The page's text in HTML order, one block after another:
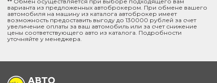
варианта из предложенных автоброкером. При обмене вашего
автомобиля на машину из каталога автоброкер имеет
возможность предоставить выгоду до 130000 рублей за счет
увеличение оплаты за ваш автомобиль или за счет снижение
цены соответствующего авто из каталога. Подробности
уточняйте у менеджера.